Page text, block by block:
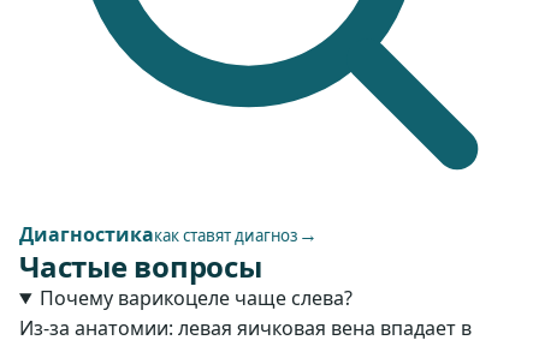
Диагностикакак ставят диагноз →
Частые вопросы
Почему варикоцеле чаще слева?
Из-за анатомии: левая яичковая вена впадает в